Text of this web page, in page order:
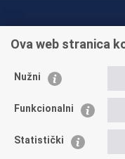
Ova web stranica
Nužni
Funkcionalni
Statistički